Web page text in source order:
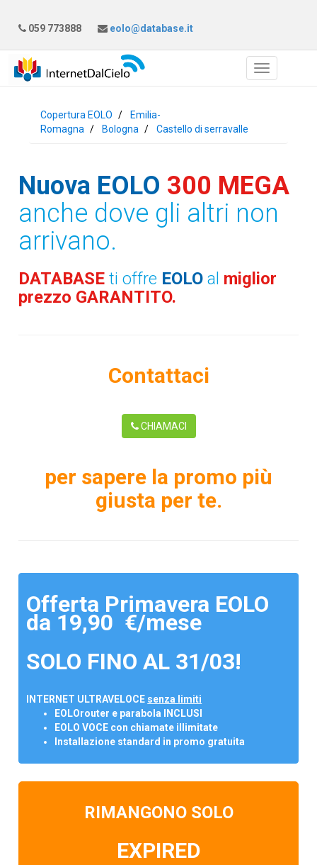
059 773888 eolo@database.it
Copertura EOLO
Emilia-
Romagna
Bologna Castello di serravalle
Nuova EOLO 300 MEGA
anche dove gli altri non
arrivano.
DATABASEti offre EOLO al miglior
prezzo GARANTITO.
Contattaci
CHIAMACI
per sapere la promo più
giusta per te.
Offerta Primavera EOLO
da 19,90 €/mese
SOLO FINO AL 31/03!
INTERNET ULTRAVELOCE senza limiti
EOLOrouter e parabola INCLUSI
EOLO VOCE con chiamate illimitate
Installazione standard in promo gratuita
RIMANGONO SOLO
EXPIRED